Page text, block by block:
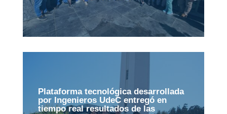
Plataforma tecnológica desarrollada
por Ingenieros UdeC entregó en
tiempo real resultados de las